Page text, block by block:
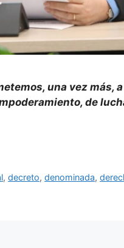
una vez más,
de
,decreto,denominada,